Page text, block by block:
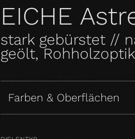
EICHE
stark gebürstet //
geölt, Rohholzoptik
Farben & Oberflächen